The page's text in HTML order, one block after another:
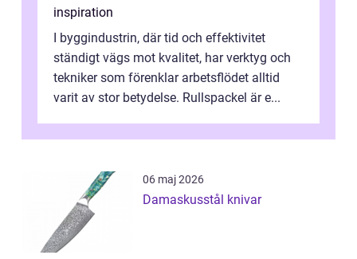
inspiration
I byggindustrin, där tid och effektivitet
ständigt vägs mot kvalitet, har verktyg och
tekniker som förenklar arbetsflödet alltid
varit av stor betydelse. Rullspackel är e...
06 maj 2026
Damaskusstål knivar